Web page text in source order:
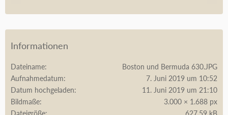
Informationen
Dateiname
Boston und Bermuda 630.JPG
Aufnahmedatum
7. Juni 2019 um 10:52
Datum hochgeladen
11. Juni 2019 um 21:10
Bildmaße
3.000 × 1.688 px